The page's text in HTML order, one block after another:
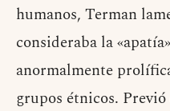
humanos, Terman
consideraba la
anormalmente
grupos étnicos.